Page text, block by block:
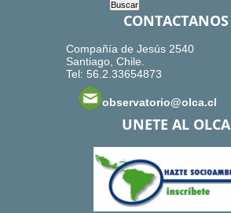
CONTACTANOS
Compañía de Jesús 2540
Santiago, Chile.
Tel: 56.2.33654873
observatorio@olca.cl
UNETE AL OLCA